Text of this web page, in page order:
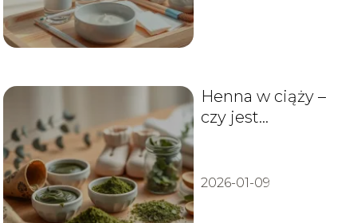
Henna w ciąży –
czy jest
2026-01-09